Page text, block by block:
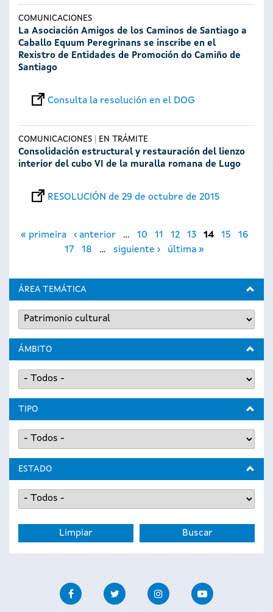
COMUNICACIONES
La Asociación Amigos de los Caminos de Santiago a
Caballo Equum Peregrinans se inscribe en el
Rexistro de Entidades de Promoción do Camiño de
Santiago
Consulta la resolución en el DOG
COMUNICACIONES EN TRÁMITE
Consolidación estructural y restauración del lienzo
interior del cubo VI de la muralla romana de Lugo
RESOLUCIÓN de 29 de octubre de 2015
Páginas
« primeira ‹ anterior … 10 11 12 13 14 15
16
17
18 … siguiente › última »
ÁREA TEMÁTICA
ÁMBITO
TIPO
ESTADO
FacebookTwitter InstagramYoutube